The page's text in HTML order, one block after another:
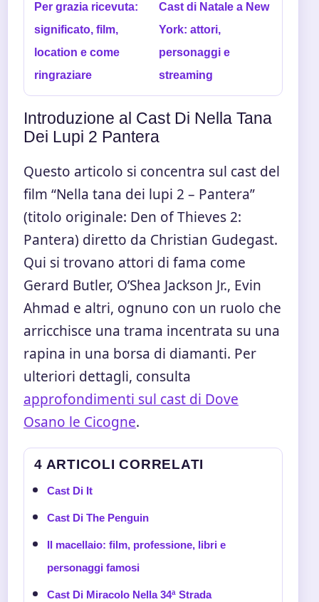
Per grazia ricevuta:
significato, film,
location e come
ringraziare
Cast di Natale a New
York: attori,
personaggi e
streaming
Introduzione al Cast Di Nella Tana
Dei Lupi 2 Pantera
Questo articolo si concentra sul cast del
film “Nella tana dei lupi 2 – Pantera”
(titolo originale: Den of Thieves 2:
Pantera) diretto da Christian Gudegast.
Qui si trovano attori di fama come
Gerard Butler, O’Shea Jackson Jr., Evin
Ahmad e altri, ognuno con un ruolo che
arricchisce una trama incentrata su una
rapina in una borsa di diamanti. Per
ulteriori dettagli, consulta
approfondimenti sul cast di Dove
Osano le Cicogne.
4 ARTICOLI CORRELATI
Cast Di It
Cast Di The Penguin
Il macellaio: film, professione, libri e
personaggi famosi
Cast Di Miracolo Nella 34ª Strada